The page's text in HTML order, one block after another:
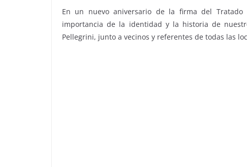
En un nuevo aniversario de la firma del Tratado
importancia de la identidad y la historia de
Pellegrini, junto a vecinos y referentes de todas las